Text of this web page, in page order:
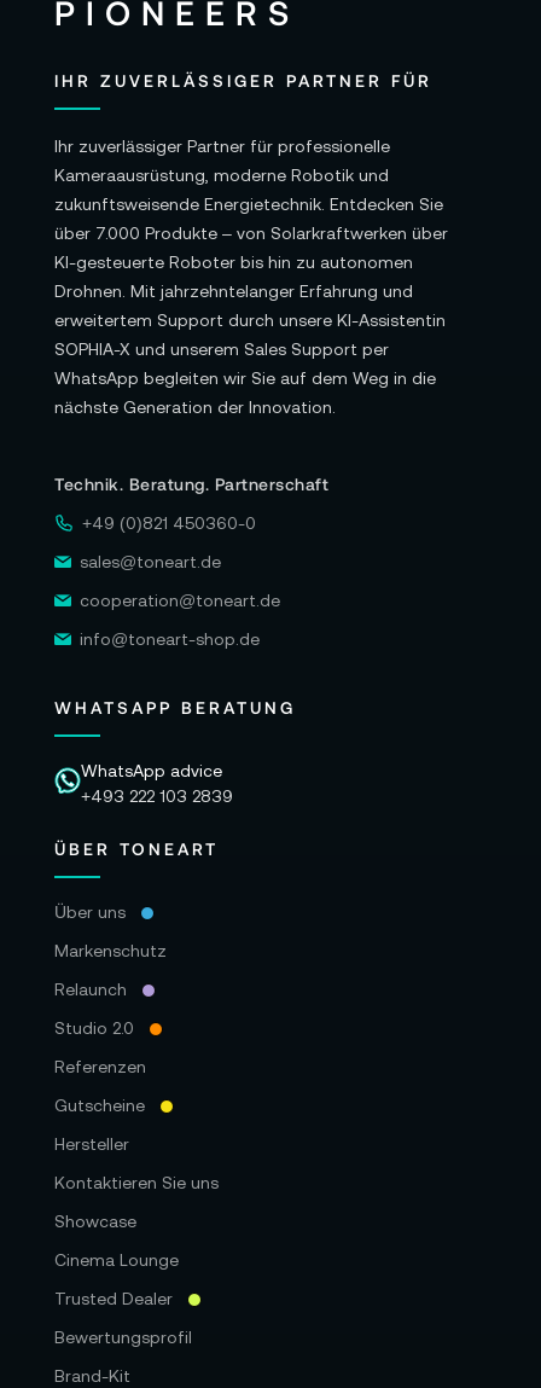
IHR ZUVERLÄSSIGER PARTNER FÜR
Ihr zuverlässiger Partner für professionelle
Kameraausrüstung, moderne Robotik und
zukunftsweisende Energietechnik. Entdecken Sie
über 7.000 Produkte – von Solarkraftwerken über
KI-gesteuerte Roboter bis hin zu autonomen
Drohnen. Mit jahrzehntelanger Erfahrung und
erweitertem Support durch unsere KI-Assistentin
SOPHIA-X und unserem Sales Support per
WhatsApp begleiten wir Sie auf dem Weg in die
nächste Generation der Innovation.
Technik. Beratung. Partnerschaft
+49 (0)821 450360-0
sales@toneart.de
cooperation@toneart.de
info@toneart-shop.de
WHATSAPP BERATUNG
WhatsApp advice
+493 222 103 2839
ÜBER TONEART
Über uns
Markenschutz
Relaunch
Studio 2.0
Referenzen
Gutscheine
Hersteller
Kontaktieren Sie uns
Showcase
Cinema Lounge
Trusted Dealer
Bewertungsprofil
Brand-Kit